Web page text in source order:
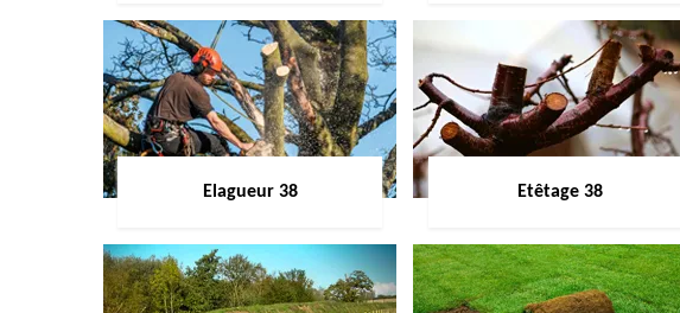
Elagueur 38 Etêtage 38